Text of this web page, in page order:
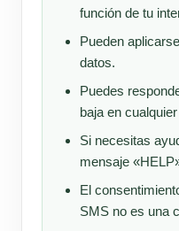
función de tu
Pueden
datos.
Puedes
baja en
Si necesitas
mensaje
El
SMS no es una